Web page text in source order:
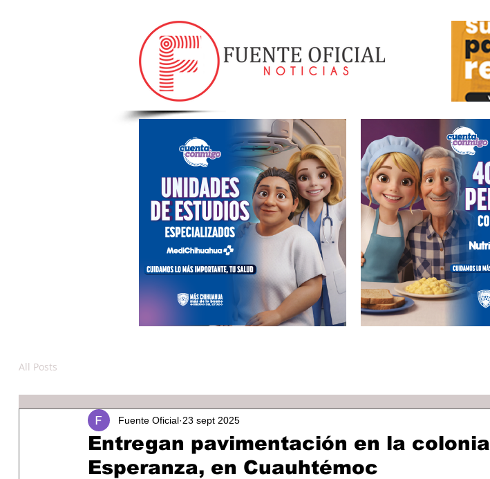
All Posts
Entregan pavimentación en la colonia
Esperanza, en Cuauhtémoc
Fuente Oficial 23 sept 2025